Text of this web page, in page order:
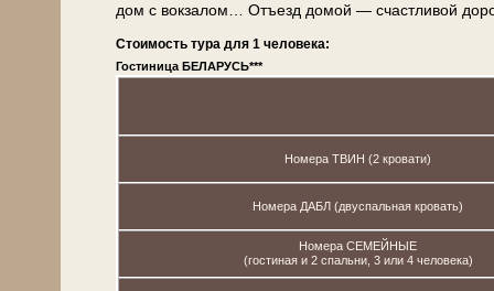
дом с вок­за­лом… Отъ­езд до­мой — счаст­ли­вой
Стоимость тура для 1 человека:
Гостиница БЕЛАРУСЬ***
Номера ТВИН (2 кровати)
Номера ДАБЛ (двуспальная кровать)
Номера СЕМЕЙНЫЕ
(гостиная и 2 спальни, 3 или 4 человека)